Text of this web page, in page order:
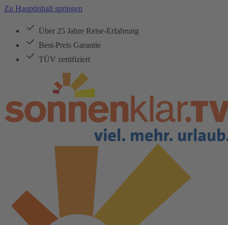
Zu Hauptinhalt springen
Über 25 Jahre Reise-Erfahrung
Best-Preis Garantie
TÜV zertifiziert